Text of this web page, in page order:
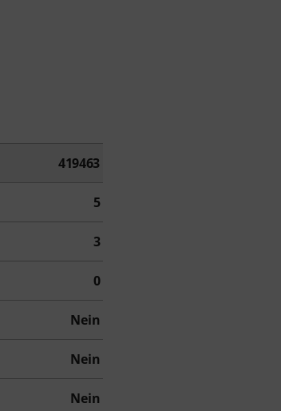
419463
5
3
0
Nein
Nein
Nein